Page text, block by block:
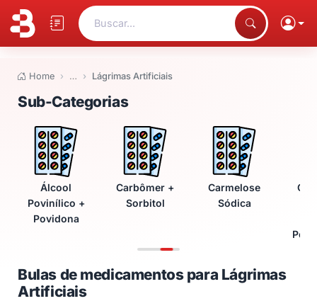
Buscar...
Home … Lágrimas Artificiais
Bulas de medicamentos para
Sub-Categorias
Álcool
Povinílico +
Povidona
Carbômer +
Sorbitol
Carmelose
Sódica
Bulas de medicamentos para Lágrimas
Artificiais